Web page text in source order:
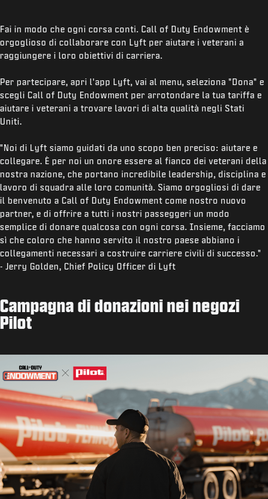
Fai in modo che ogni corsa conti. Call of Duty Endowment è
orgoglioso di collaborare con Lyft per aiutare i veterani a
raggiungere i loro obiettivi di carriera.
Per partecipare, apri l'app Lyft, vai al menu, seleziona "Dona" e
scegli Call of Duty Endowment per arrotondare la tua tariffa e
aiutare i veterani a trovare lavori di alta qualità negli Stati
Uniti.
"Noi di Lyft siamo guidati da uno scopo ben preciso: aiutare e
collegare. È per noi un onore essere al fianco dei veterani della
nostra nazione, che portano incredibile leadership, disciplina e
lavoro di squadra alle loro comunità. Siamo orgogliosi di dare
il benvenuto a Call of Duty Endowment come nostro nuovo
partner, e di offrire a tutti i nostri passeggeri un modo
semplice di donare qualcosa con ogni corsa. Insieme, facciamo
sì che coloro che hanno servito il nostro paese abbiano i
collegamenti necessari a costruire carriere civili di successo."
- Jerry Golden, Chief Policy Officer di Lyft
Campagna di donazioni nei negozi
Pilot